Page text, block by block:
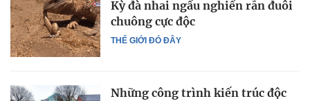
THẾ GIỚI ĐÓ ĐÂY
Kỳ đà nhai ngấu nghiến rắn đuôi
chuông cực độc
Những công trình kiến trúc độc